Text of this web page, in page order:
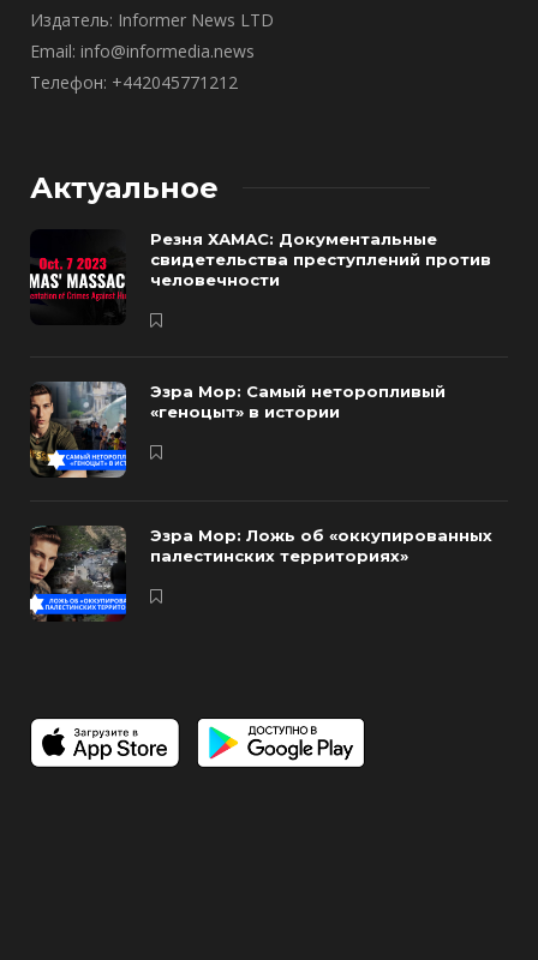
Издатель: Informer News LTD
Email: info@informedia.news
Телефон: +442045771212
Актуальное
Резня ХАМАС: Документальные
свидетельства преступлений против
человечности
Эзра Мор: Самый неторопливый
«геноцыт» в истории
Эзра Мор: Ложь об «оккупированных
палестинских территориях»